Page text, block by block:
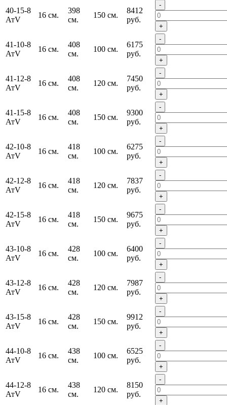
40-15-8
АтV
16 см.
398
см.
150 см.
8412
руб.
-
+
41-10-8
АтV
16 см.
408
см.
100 см.
6175
руб.
-
+
41-12-8
АтV
16 см.
408
см.
120 см.
7450
руб.
-
+
41-15-8
АтV
16 см.
408
см.
150 см.
9300
руб.
-
+
42-10-8
АтV
16 см.
418
см.
100 см.
6275
руб.
-
+
42-12-8
АтV
16 см.
418
см.
120 см.
7837
руб.
-
+
42-15-8
АтV
16 см.
418
см.
150 см.
9675
руб.
-
+
43-10-8
АтV
16 см.
428
см.
100 см.
6400
руб.
-
+
43-12-8
АтV
16 см.
428
см.
120 см.
7987
руб.
-
+
43-15-8
АтV
16 см.
428
см.
150 см.
9912
руб.
-
+
44-10-8
АтV
16 см.
438
см.
100 см.
6525
руб.
-
+
44-12-8
АтV
16 см.
438
см.
120 см.
8150
руб.
-
+